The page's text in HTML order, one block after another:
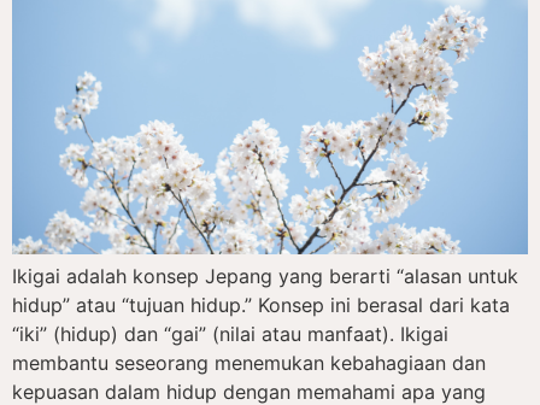
Ikigai adalah konsep Jepang yang berarti “alasan untuk
hidup” atau “tujuan hidup.” Konsep ini berasal dari kata
“iki” (hidup) dan “gai” (nilai atau manfaat). Ikigai
membantu seseorang menemukan kebahagiaan dan
kepuasan dalam hidup dengan memahami apa yang